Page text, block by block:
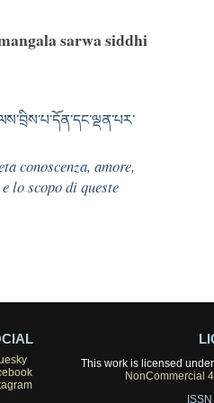
sarwa siddhi
conoscenza, amore,
lo scopo di queste
This work is licensed
NonCommercial